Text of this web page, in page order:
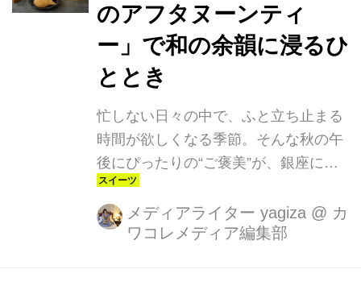
「表参道駅」A1出口から徒歩約1分。
老舗料亭の系列店として2013年にオー
プンした和カフェ「茶洒 金田中」。
「茶洒」の名には"お茶をお洒落に愉し
む"という想いが込められてお...
のアフタヌーンティ
ー」で和の余韻に浸るひ
ととき
忙しない日々の中で、ふと立ち止まる
時間が欲しくなる季節。そんな秋の午
後にぴったりの“ご褒美”が、銀座に登
場しました。ファンケルが展開するレ
ストラン「創作料理 FANCL 令和本
膳」（銀座スクエア9階）では、2025
メディアライター yagiza @ カ
ワコレメディア編集部